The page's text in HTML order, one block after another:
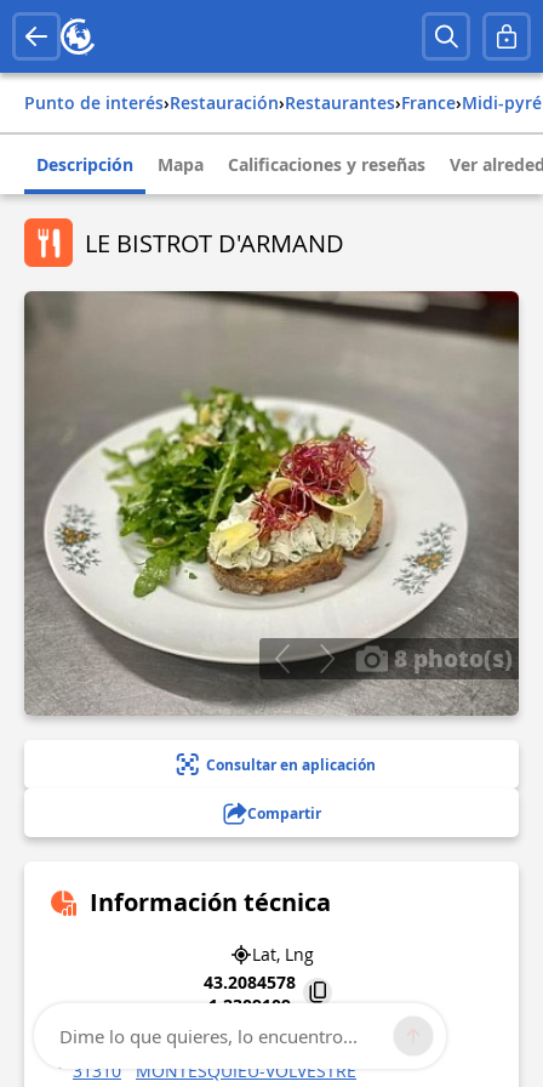
Punto de interés› Restauración› Restaurantes› france› midi-
Descripción Mapa Calificaciones y reseñas Ver
LE BISTROT D'ARMAND
8 photo(s)
Consultar en aplicación
Compartir
Información técnica
Lat, Lng
43.2084578
1.2309109
1 Place de la Halle
31310
MONTESQUIEU-VOLVESTRE
Dime lo que quieres, lo encuentro...